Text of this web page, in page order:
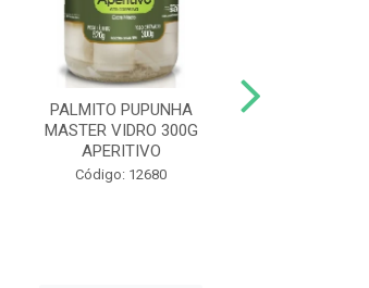
PALMITO PUPUNHA
MASTER VIDRO 300G
APERITIVO
Código: 12680